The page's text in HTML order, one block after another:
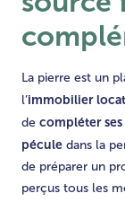
La pierre est un
l’immobilier
de compléter ses
pécule dans la
de préparer un
perçus tous les